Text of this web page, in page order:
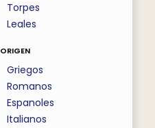
Torpes
Leales
origen
Griegos
Romanos
Espanoles
Italianos